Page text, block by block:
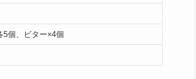
5個、ビター×4個